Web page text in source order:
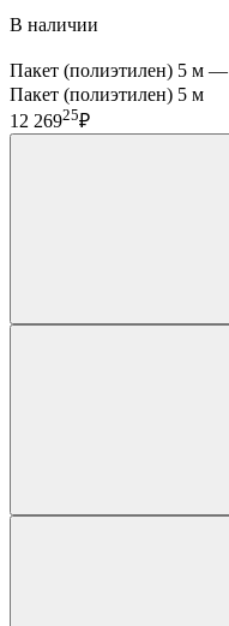
В наличии
Пакет (полиэтилен) 5 м —
Пакет (полиэтилен) 5 м
12 26925₽